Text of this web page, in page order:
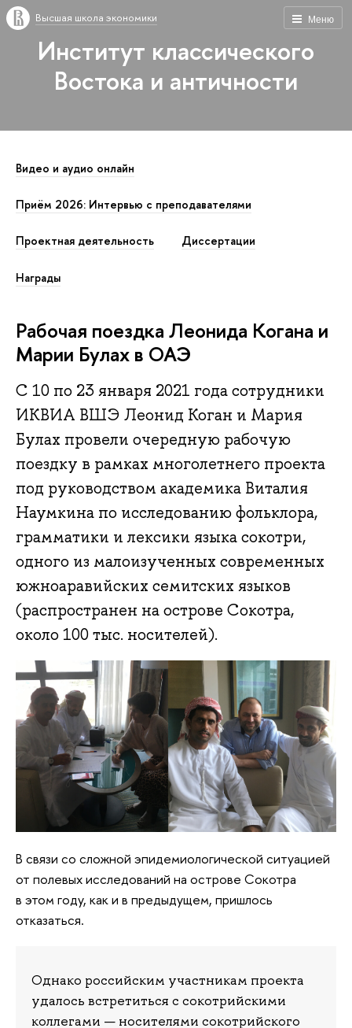
Меню
Высшая школа экономики
Институт классического
Востока и античности
Видео и аудио онлайн
Приём 2026: Интервью с преподавателями
Проектная деятельность Диссертации
Награды
Рабочая поездка Леонида Когана и
Марии Булах в ОАЭ
C 10 по 23 января 2021 года сотрудники
ИКВИА ВШЭ Леонид Коган и Мария
Булах провели очередную рабочую
поездку в рамках многолетнего проекта
под руководством академика Виталия
Наумкина по исследованию фольклора,
грамматики и лексики языка сокотри,
одного из малоизученных современных
южноаравийских семитских языков
(распространен на острове Сокотра,
около 100 тыс. носителей).
В связи со сложной эпидемиологической ситуацией
от полевых исследований на острове Сокотра
в этом году, как и в предыдущем, пришлось
отказаться.
Однако российским участникам проекта
удалось встретиться с сокотрийскими
коллегами — носителями сокотрийского